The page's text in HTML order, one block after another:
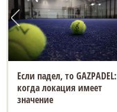
Если падел, то GAZPADEL:
когда локация имеет
значение